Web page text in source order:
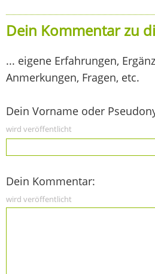
Dein Kommentar zu
... eigene Erfahrungen,
Anmerkungen, Fragen, etc.
Dein Vorname oder
wird veröffentlicht
Dein Kommentar:
wird veröffentlicht